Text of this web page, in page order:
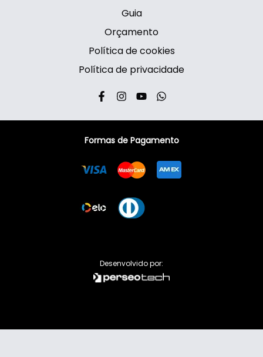
Guia
Orçamento
Política de cookies
Política de privacidade
Formas de Pagamento
Visa MastercardAmerican Express
Elo Dinner
Desenvolvido por: